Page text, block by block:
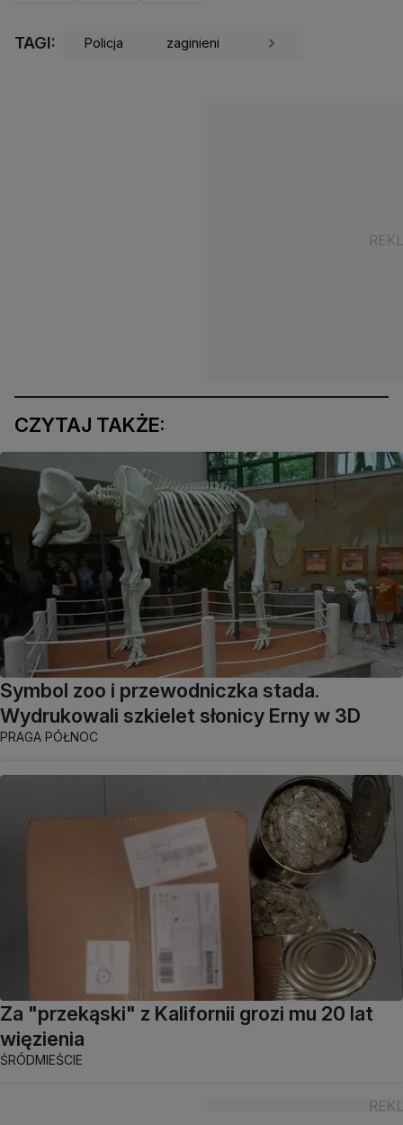
TAGI: Policja zaginieni
CZYTAJ TAKŻE:
Symbol zoo i przewodniczka stada.
Wydrukowali szkielet słonicy Erny w 3D
PRAGA PÓŁNOC
Za "przekąski" z Kalifornii grozi mu 20 lat
więzienia
ŚRÓDMIEŚCIE